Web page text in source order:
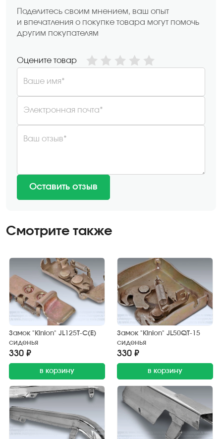
Поделитесь своим мнением, ваш опыт
и впечатления о покупке товара могут помочь
другим покупателям
Оцените товар
Ваше имя*
Электронная почта*
Ваш отзыв*
Оставить отзыв
Смотрите также
Замок "Kinlon" JL125T-C(E)
сиденья
330 ₽
в корзину
Замок "Kinlon" JL50QT-15
сиденья
330 ₽
в корзину